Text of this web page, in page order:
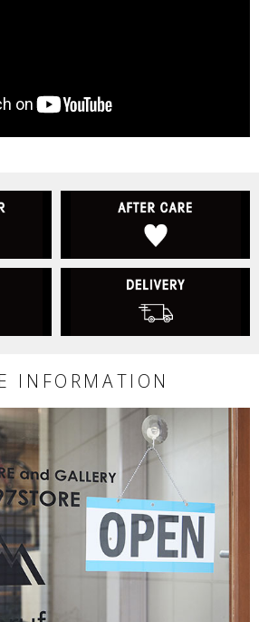
HOW TO ORDER
INFORMATION